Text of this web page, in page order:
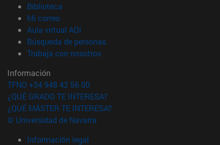
Biblioteca
Mi correo(abre en nueva ventana)
Aula virtual ADI
Búsqueda de personas(abre en nueva ventana)
Trabaja con nosotros(abre en nueva ventana)
Información
TFNO +34 948 42 56 00
¿QUÉ GRADO TE INTERESA?
¿QUÉ MÁSTER TE INTERESA?
© Universidad de Navarra
Información legal